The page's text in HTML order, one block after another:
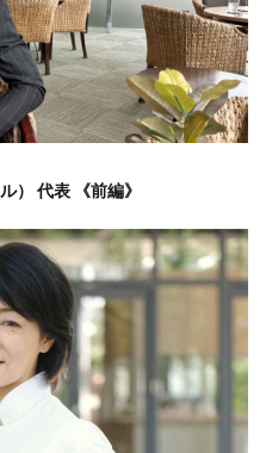
） 代表 《前編》